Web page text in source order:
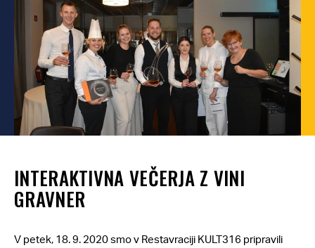
INTERAKTIVNA VEČERJA Z VINI
GRAVNER
V petek, 18. 9. 2020 smo v Restavraciji KULT316 pripravili